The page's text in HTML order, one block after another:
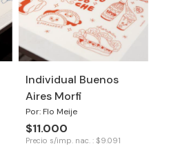
Individual Buenos
Aires Morfi
Por: Flo Meije
$11.000
Precio s/imp. nac. : $9.091